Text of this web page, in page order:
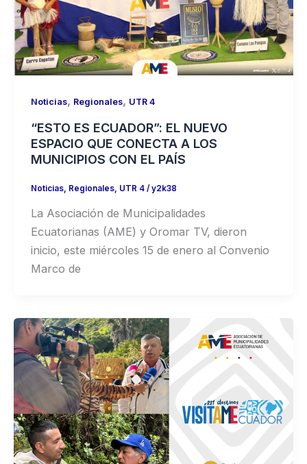
Noticias, Regionales, UTR 4
“ESTO ES ECUADOR”: EL NUEVO
ESPACIO QUE CONECTA A LOS
MUNICIPIOS CON EL PAÍS
Noticias, Regionales, UTR 4/ y2k38
La Asociación de Municipalidades
Ecuatorianas (AME) y Oromar TV, dieron
inicio, este miércoles 15 de enero al Convenio
Marco de